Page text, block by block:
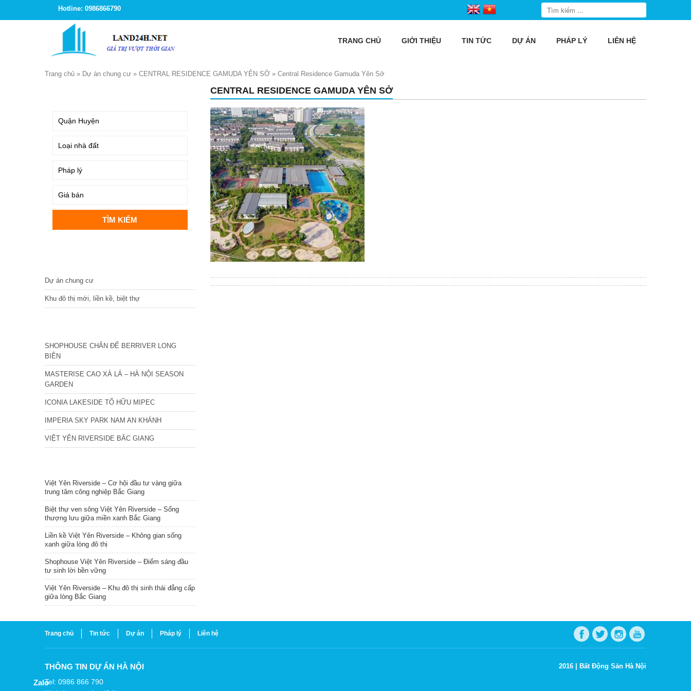
Hotline: 0986866790
TRANG CHỦ GIỚI THIỆU TIN TỨC DỰ ÁN PHÁP LÝ LIÊN HỆ
Trang chủ » Dự án chung cư » CENTRAL RESIDENCE GAMUDA YÊN SỞ » Central Residence Gamuda Yên Sở
CENTRAL RESIDENCE GAMUDA YÊN SỞ
Dự án chung cư
Khu đô thị mới, liền kề, biệt thự
SHOPHOUSE CHÂN ĐẾ BERRIVER LONG
BIÊN
MASTERISE CAO XÀ LÁ – HÀ NỘI SEASON
GARDEN
ICONIA LAKESIDE TỐ HỮU MIPEC
IMPERIA SKY PARK NAM AN KHÁNH
VIỆT YÊN RIVERSIDE BẮC GIANG
Việt Yên Riverside – Cơ hội đầu tư vàng giữa
trung tâm công nghiệp Bắc Giang
Biệt thự ven sông Việt Yên Riverside – Sống
thượng lưu giữa miền xanh Bắc Giang
Liền kề Việt Yên Riverside – Không gian sống
xanh giữa lòng đô thị
Shophouse Việt Yên Riverside – Điểm sáng đầu
tư sinh lời bền vững
Việt Yên Riverside – Khu đô thị sinh thái đẳng cấp
giữa lòng Bắc Giang
Trang chủ Tin tức Dự án Pháp lý Liên hệ
THÔNG TIN DỰ ÁN HÀ NỘI
Tel: 0986 866 790
2016 | Bất Động Sản Hà Nội
Zalo